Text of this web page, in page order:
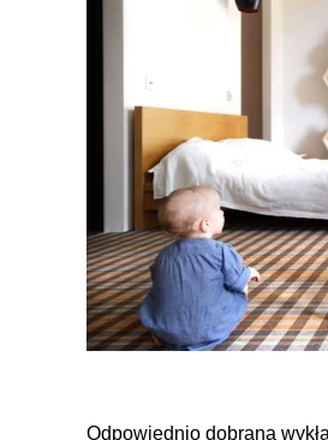
Odpowiednio dobrana